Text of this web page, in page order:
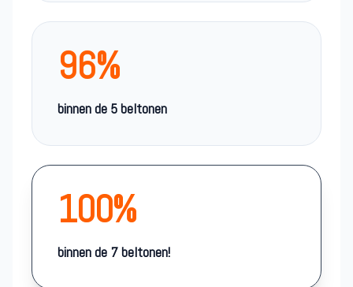
96%
binnen de 5 beltonen
100%
binnen de 7 beltonen!